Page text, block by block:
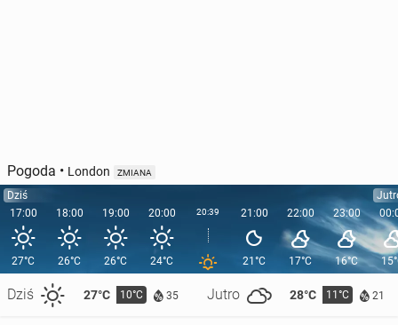
Pogoda • London ZMIANA
Dziś
17:00
27°C
Dziś 27°C 10°C 35 Jutro 28°C 11°C 21
18:00
26°C
19:00
26°C
20:00
24°C
20:39 21:00
21°C
22:00
17°C
23:00
16°C